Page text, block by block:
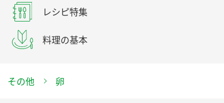
レシピ特集
料理の基本
その他 卵